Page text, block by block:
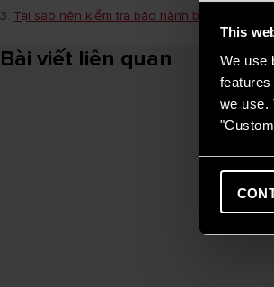
This
We use
we use.
3. Tại sao nên kiểm tra bảo hành bình nóng
Bài viết liên quan